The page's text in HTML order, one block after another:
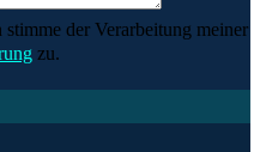
stimme der Verarbeitung meiner
zu.